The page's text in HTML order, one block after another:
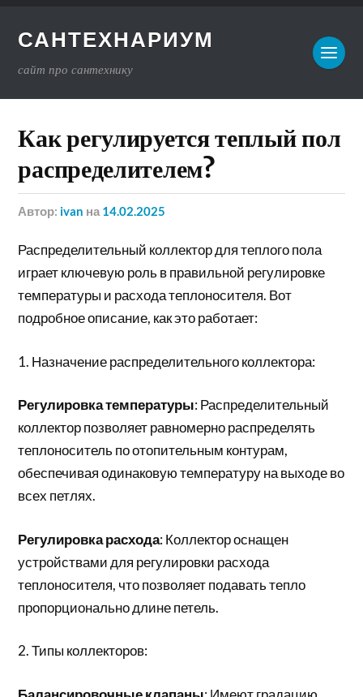
САНТЕХНАРИУМ
сайт про сантехнику
Как регулируется теплый пол
распределителем?
Автор: ivan на 14.02.2025
Распределительный коллектор для теплого пола
играет ключевую роль в правильной регулировке
температуры и расхода теплоносителя. Вот
подробное описание, как это работает:
1. Назначение распределительного коллектора:
Регулировка температуры: Распределительный
коллектор позволяет равномерно распределять
теплоноситель по отопительным контурам,
обеспечивая одинаковую температуру на выходе во
всех петлях.
Регулировка расхода: Коллектор оснащен
устройствами для регулировки расхода
теплоносителя, что позволяет подавать тепло
пропорционально длине петель.
2. Типы коллекторов: